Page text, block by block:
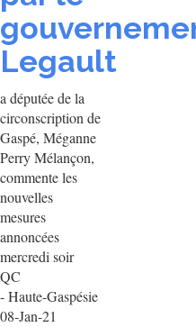
Legault
a députée de la
circonscription de
Gaspé, Méganne
Perry Mélançon,
commente les
nouvelles
mesures
annoncées
mercredi soir
QC
- Haute-Gaspésie
08-Jan-21